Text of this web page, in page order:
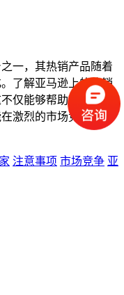
一，其热销产品随着
了解亚马逊上的热销
仅能够帮助他们把握
激烈的市场竞争中占
注意事项 市场竞争 亚